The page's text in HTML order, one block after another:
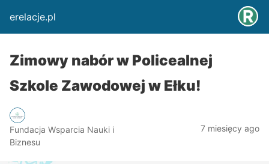
erelacje.pl
Zimowy nabór w Policealnej
Szkole Zawodowej w Ełku!
Fundacja Wsparcia Nauki i
Biznesu
7 miesięcy ago